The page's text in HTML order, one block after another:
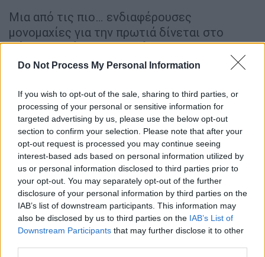
Do Not Process My Personal Information
If you wish to opt-out of the sale, sharing to third parties, or
processing of your personal or sensitive information for
targeted advertising by us, please use the below opt-out
section to confirm your selection. Please note that after your
opt-out request is processed you may continue seeing
interest-based ads based on personal information utilized by
us or personal information disclosed to third parties prior to
your opt-out. You may separately opt-out of the further
disclosure of your personal information by third parties on the
IAB’s list of downstream participants. This information may
also be disclosed by us to third parties on the IAB’s List of
Downstream Participants that may further disclose it to other
Μια από τις πιο… ενδιαφέρουσες
μονομαχίες για την πρωτιά δίνεται στο
Βόρειο τομέα της Αττικής, όπου
κατεβαίνουν οι δύο αντιπρόεδροι της Νέας
Χατζηδάκης και ο υπουργός Ανάπτυξης
Άδωνις Γεωργιάδης. Την προηγούμενη φορά
τους περισσότερους σταυρούς είχε πάρει ο
κ. Χατζηδάκηςκαι μένει να φανεί ποιο θα
είναι το αποτέλεσμα στην
επικείμενη αναμέτρηση. Να σημειωθεί
επίσης πως στην συγκεκριμένη περιφέρεια
εκλέγεται ένα ακόμα ιδιαίτερα γνωστό
μέλος της κυβέρνησης: η υπουργός Παιδείας
Νίκη Κεραμέως